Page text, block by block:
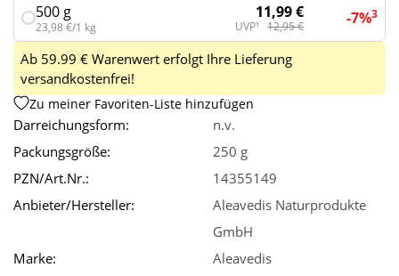
500 g
23,98 €/1 kg
11,99 €
UVP¹ 12,95 € -7%3
Ab 59.99 € Warenwert erfolgt Ihre Lieferung
versandkostenfrei!
Zu meiner Favoriten-Liste hinzufügen
Darreichungsform:
n.v.
Packungsgröße:
250 g
PZN/Art.Nr.:
14355149
Anbieter/Hersteller:
Aleavedis Naturprodukte
GmbH
Marke:
Aleavedis